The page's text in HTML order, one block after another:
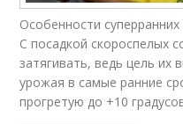
Особенности
С посадкой скороспелых
затягивать, ведь цель их
урожая в самые ранние
прогретую до +10